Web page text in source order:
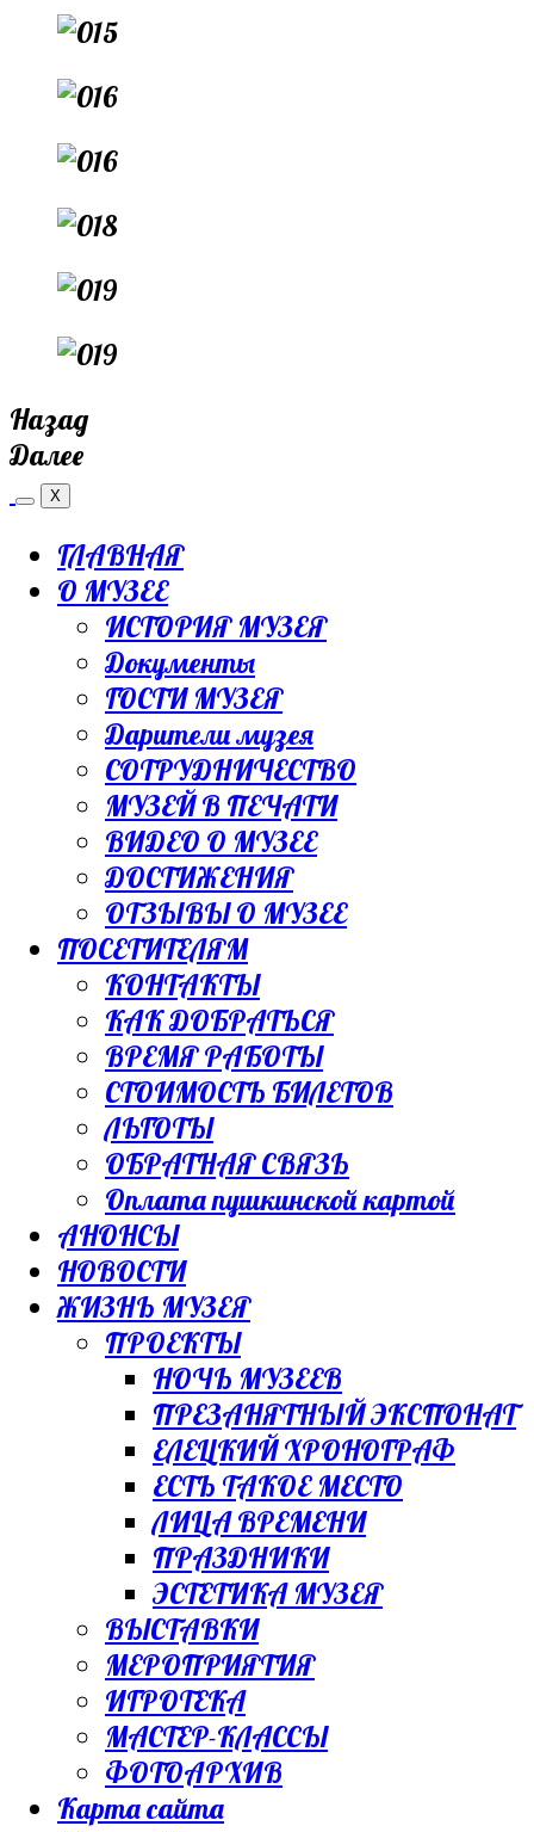
Назад
Далее
X
ГЛАВНАЯ
О МУЗЕЕ
ИСТОРИЯ МУЗЕЯ
Документы
ГОСТИ МУЗЕЯ
Дарители музея
СОТРУДНИЧЕСТВО
МУЗЕЙ В ПЕЧАТИ
ВИДЕО О МУЗЕЕ
ДОСТИЖЕНИЯ
ОТЗЫВЫ О МУЗЕЕ
ПОСЕТИТЕЛЯМ
КОНТАКТЫ
КАК ДОБРАТЬСЯ
ВРЕМЯ РАБОТЫ
СТОИМОСТЬ БИЛЕТОВ
ЛЬГОТЫ
ОБРАТНАЯ СВЯЗЬ
Оплата пушкинской картой
АНОНСЫ
НОВОСТИ
ЖИЗНЬ МУЗЕЯ
ПРОЕКТЫ
НОЧЬ МУЗЕЕВ
ПРЕЗАНЯТНЫЙ ЭКСПОНАТ
ЕЛЕЦКИЙ ХРОНОГРАФ
ЕСТЬ ТАКОЕ МЕСТО
ЛИЦА ВРЕМЕНИ
ПРАЗДНИКИ
ЭСТЕТИКА МУЗЕЯ
ВЫСТАВКИ
МЕРОПРИЯТИЯ
ИГРОТЕКА
МАСТЕР-КЛАССЫ
ФОТОАРХИВ
Карта сайта